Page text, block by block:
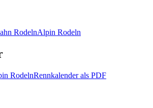
RodelnAlpin Rodeln
RodelnRennkalender als PDF